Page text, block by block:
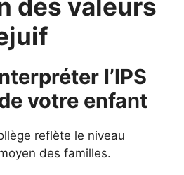
des valeurs
l’IPS
votre enfant
reflète le niveau
des familles.